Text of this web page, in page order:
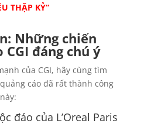
THẬP KỶ”
Những chiến
CGI đáng chú ý
của CGI, hãy cùng tìm
cáo đã rất thành công
đáo của L’Oreal Paris